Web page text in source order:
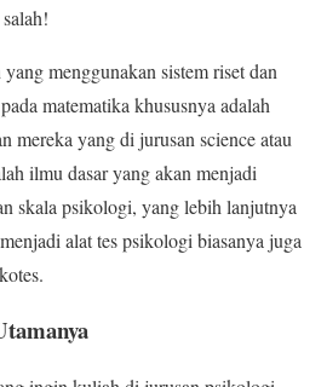
menggunakan sistem riset dan
matematika khususnya adalah
mereka yang di jurusan science atau
ilmu dasar yang akan menjadi
skala psikologi, yang lebih lanjutnya
alat tes psikologi biasanya juga